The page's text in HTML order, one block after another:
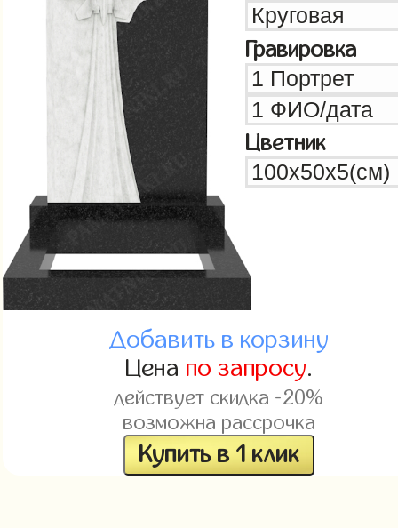
Гравировка
Цветник
Добавить в корзину
Цена по запросу.
действует скидка -20%
возможна рассрочка
Купить в 1 клик